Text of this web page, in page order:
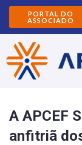
PORTAL DO
ASSOCIADO
A APCEF
anfitriã